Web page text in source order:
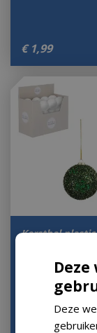
€ 1,99
Kerstbal
Op voorraad
Deze